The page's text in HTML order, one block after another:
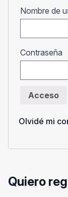
Nombre de
Contraseña
Acceso
Olvidé mi
Quiero